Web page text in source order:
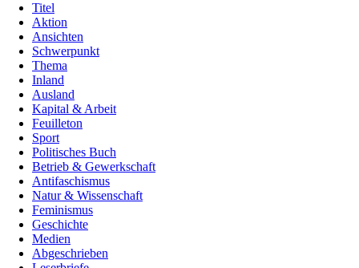
Titel
Aktion
Ansichten
Schwerpunkt
Thema
Inland
Ausland
Kapital & Arbeit
Feuilleton
Sport
Politisches Buch
Betrieb & Gewerkschaft
Antifaschismus
Natur & Wissenschaft
Feminismus
Geschichte
Medien
Abgeschrieben